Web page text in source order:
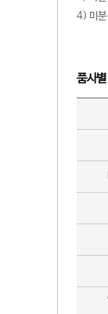
4) 미분
품사